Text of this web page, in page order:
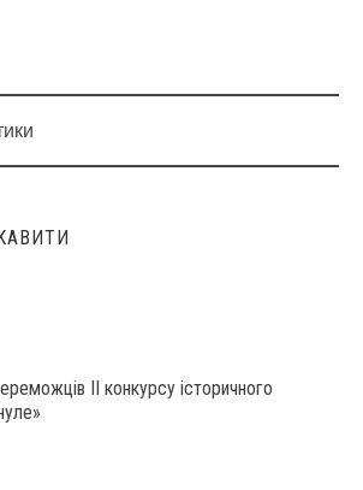
ІІ конкурсу історичного